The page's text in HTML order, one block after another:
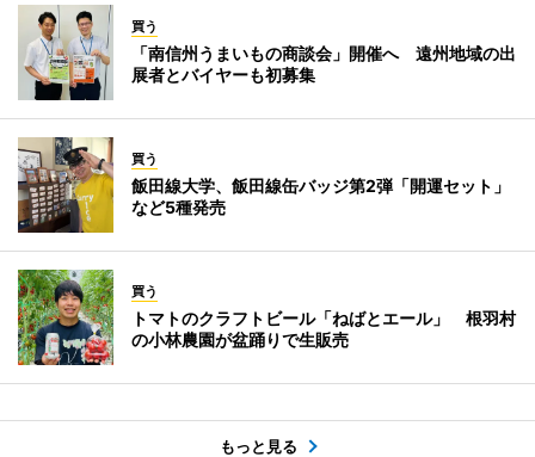
買う
「南信州うまいもの商談会」開催へ 遠州地域の出
展者とバイヤーも初募集
買う
飯田線大学、飯田線缶バッジ第2弾「開運セット」
など5種発売
買う
トマトのクラフトビール「ねばとエール」 根羽村
の小林農園が盆踊りで生販売
もっと見る